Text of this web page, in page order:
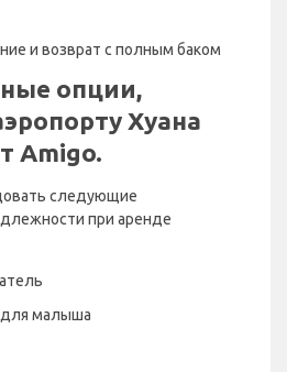
и возврат с полным баком
опции,
Хуана
Amigo.
следующие
при аренде
для малыша